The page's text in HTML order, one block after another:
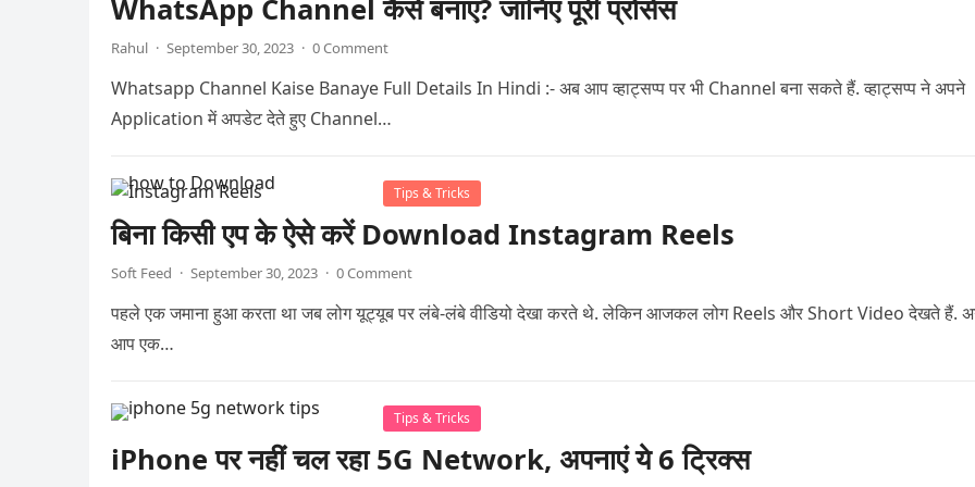
WhatsApp Channel कैसे बनाएं? जानिए पूरी प्रोसेस
Rahul · September 30, 2023 · 0 Comment
Whatsapp Channel Kaise Banaye Full Details In Hindi :- अब आप व्हाट्सप्प पर भी Channel बना सकते हैं. व्हाट्सप्प ने अपने
Application में अपडेट देते हुए Channel…
Tips & Tricks
बिना किसी एप के ऐसे करें Download Instagram Reels
Soft Feed · September 30, 2023 · 0 Comment
पहले एक जमाना हुआ करता था जब लोग यूट्यूब पर लंबे-लंबे वीडियो देखा करते थे. लेकिन आजकल लोग Reels और Short Video देखते हैं.
आप एक…
Tips & Tricks
iPhone पर नहीं चल रहा 5G Network, अपनाएं ये 6 ट्रिक्स